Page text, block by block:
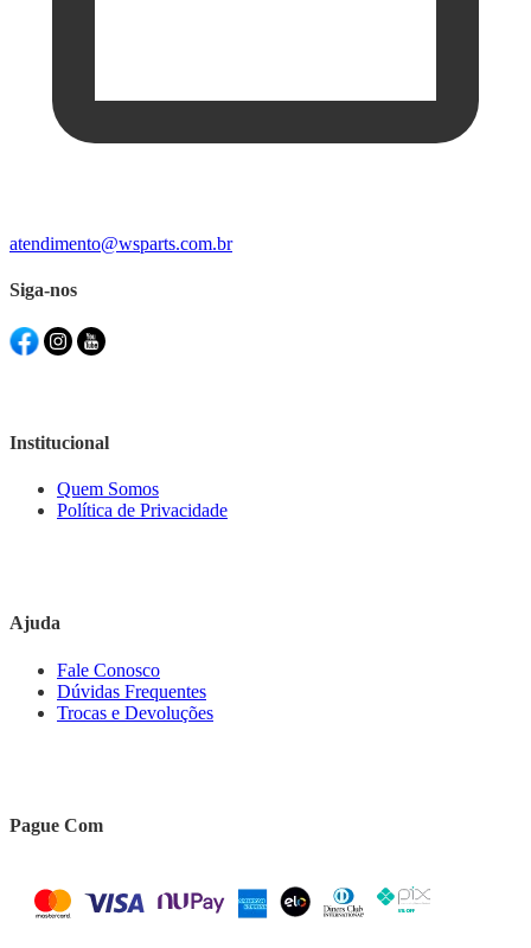
atendimento@wsparts.com.br
Siga-nos
Institucional
Quem Somos
Política de Privacidade
Ajuda
Fale Conosco
Dúvidas Frequentes
Trocas e Devoluções
Pague Com